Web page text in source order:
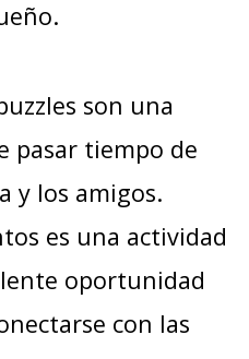
son una
pasar tiempo de
y los amigos.
es una actividad
oportunidad
con las